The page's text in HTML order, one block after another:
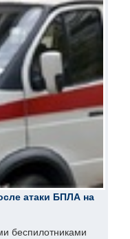
атаки БПЛА на
беспилотниками